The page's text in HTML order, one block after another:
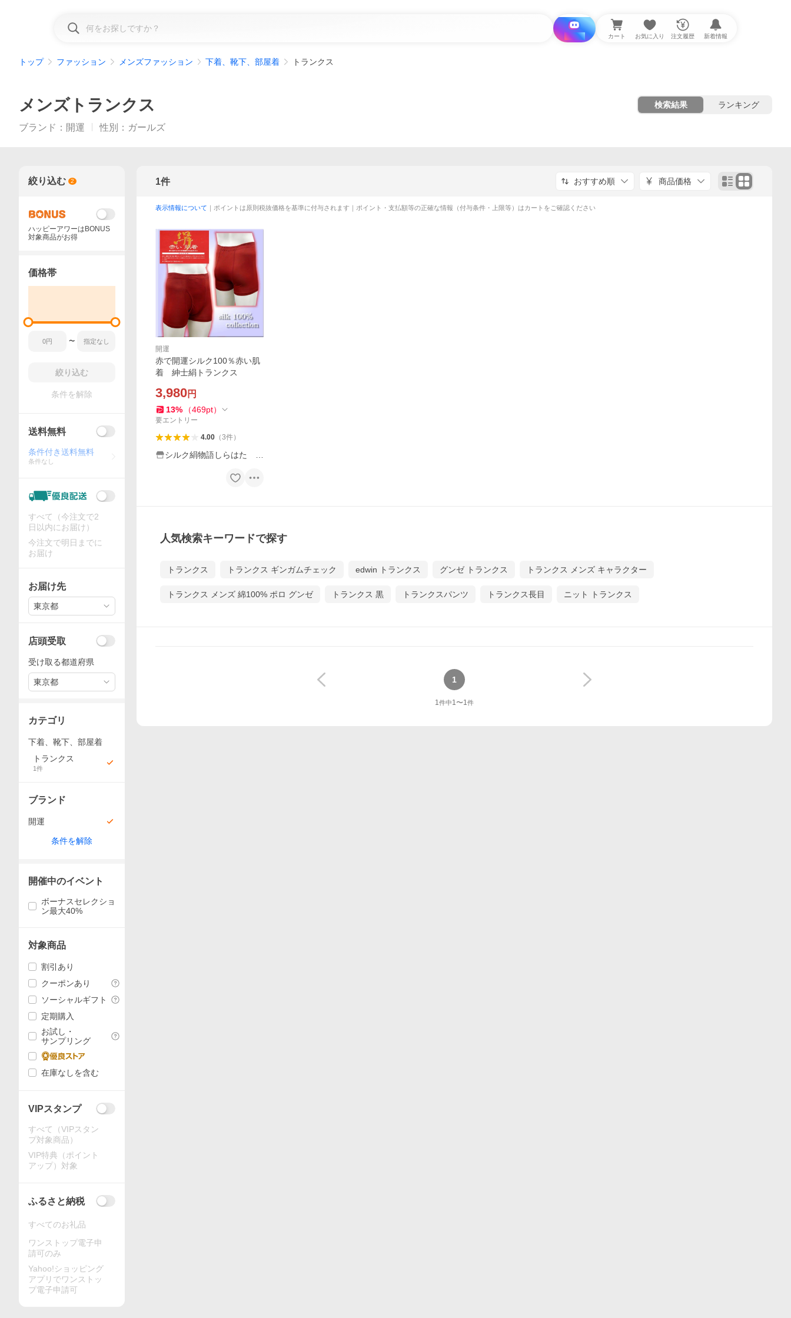
i と探す カート お気に入り 注文履歴 新着情報
トップ ファッション メンズファッション 下着、靴下、部屋着 トランクス
メンズトランクス
ブランド ： 開運 性別 ： ガールズ
検索結果 ランキング
1件 おすすめ順 商品価格
表示情報について ｜ポイントは原則税抜価格を基準に付与されます｜ポイント・支払額等の正確な情報（付与条件・上限等）はカートをご確認ください
開運
赤で開運シルク100％赤い肌
着 紳士絹トランクス
3,980円
13% （469pt）
要エントリー
4.00（3件）
シルク絹物語しらはた Y
人気検索キーワードで探す
トランクス トランクス ギンガムチェック edwin トランクス グンゼ トランクス トランクス メンズ キャラクター
トランクス メンズ 綿100% ポロ グンゼ トランクス 黒 トランクスパンツ トランクス長目 ニット トランクス
1
1件中1〜1件
絞り込む 2
ハッピーアワーはBONUS
対象商品がお得
価格帯
〜
絞り込む
条件を解除
送料無料
条件付き送料無料
条件なし
すべて（今注文で2
日以内にお届け）
今注文で明日までに
お届け
お届け先
東京都
店頭受取
受け取る都道府県
東京都
カテゴリ
下着、靴下、部屋着
トランクス
1件
ブランド
開運
条件を解除
開催中のイベント
ボーナスセレクショ
ン最大40%
対象商品
割引あり
クーポンあり
ソーシャルギフト
定期購入
お試し・
サンプリング
在庫なしを含む
VIPスタンプ
すべて（VIPスタン
プ対象商品）
VIP特典（ポイント
アップ）対象
ふるさと納税
すべてのお礼品
ワンストップ電子申
請可のみ
Yahoo!ショッピング
アプリでワンストッ
プ電子申請可